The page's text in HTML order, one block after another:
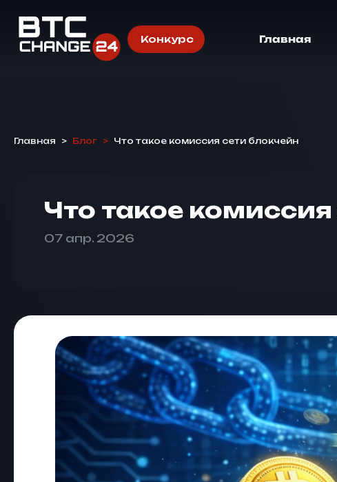
Конкурс Главная
Главная > Блог > Что такое комиссия сети блокчейн
Что такое
07 апр. 2026